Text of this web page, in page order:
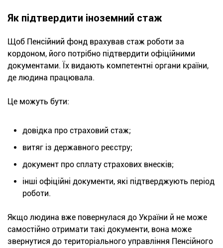
Як підтвердити іноземний стаж
Щоб Пенсійний фонд врахував стаж роботи за
кордоном, його потрібно підтвердити офіційними
документами. Їх видають компетентні органи країни,
де людина працювала.
Це можуть бути:
довідка про страховий стаж;
витяг із державного реєстру;
документ про сплату страхових внесків;
інші офіційні документи, які підтверджують період
роботи.
Якщо людина вже повернулася до України й не може
самостійно отримати такі документи, вона може
звернутися до територіального управління Пенсійного